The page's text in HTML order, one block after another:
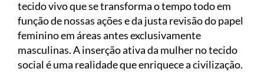
tecido vivo que se transforma o tempo todo em
função de nossas ações e da justa revisão do papel
feminino em áreas antes exclusivamente
masculinas. A inserção ativa da mulher no tecido
social é uma realidade que enriquece a civilização.